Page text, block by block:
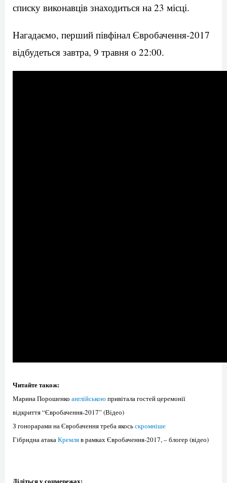
списку виконавців знаходиться на 23 місці.
Нагадаємо, перший півфінал Євробачення-2017
відбудеться завтра, 9 травня о 22:00.
Читайте також:
Марина Порошенко англійськоюпривітала гостей церемонії
відкриття “Євробачення-2017” (Відео)
З гонорарами на Євробачення треба якосьскромніше
Гібридна атакаКремляв рамках Євробачення-2017, – блогер (відео)
Діліться у соцмережах: